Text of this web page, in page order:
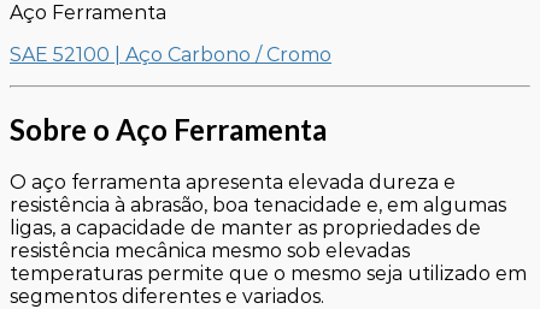
Aço Ferramenta
SAE 52100 | Aço Carbono / Cromo
Sobre o Aço Ferramenta
O aço ferramenta apresenta elevada dureza e
resistência à abrasão, boa tenacidade e, em algumas
ligas, a capacidade de manter as propriedades de
resistência mecânica mesmo sob elevadas
temperaturas permite que o mesmo seja utilizado em
segmentos diferentes e variados.